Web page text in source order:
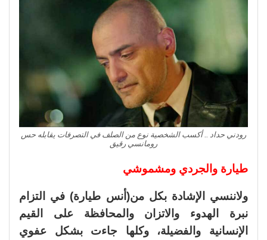
رودني حداد .. أكسب الشخصية نوع من الصلف في التصرفات يقابله حس
رومانسي رقيق
طيارة والجردي ومشموشي
ولاننسي الإشادة بكل من(أنس طيارة) في التزام
نبرة الهدوء والاتزان والمحافظة على القيم
الإنسانية والفضيلة، وكلها جاءت بشكل عفوي